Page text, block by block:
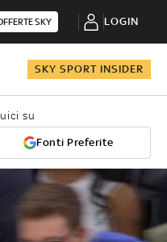
SKY LOGIN
SKY SPORT INSIDER
su
Fonti Preferite